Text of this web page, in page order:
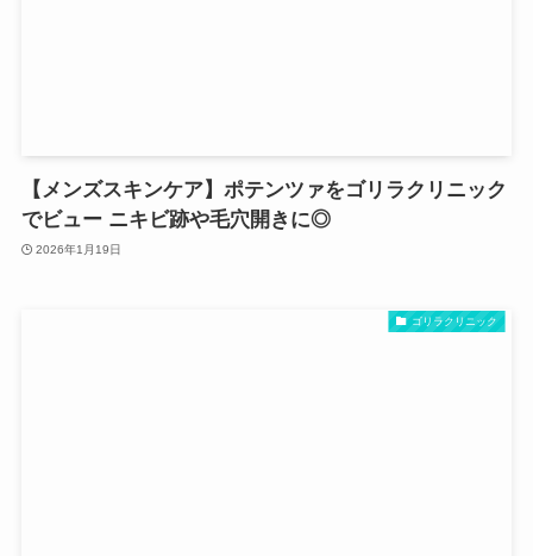
【メンズスキンケア】ポテンツァをゴリラクリニック
でビュー ニキビ跡や毛穴開きに◎
2026年1月19日
ゴリラクリニック